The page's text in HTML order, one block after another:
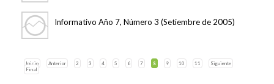
Informativo Año 7, Número 3 (Setiembre de 2005)
Inicio Anterior 2 3 4 5 6 7 8 9 10 11
Siguiente
Final